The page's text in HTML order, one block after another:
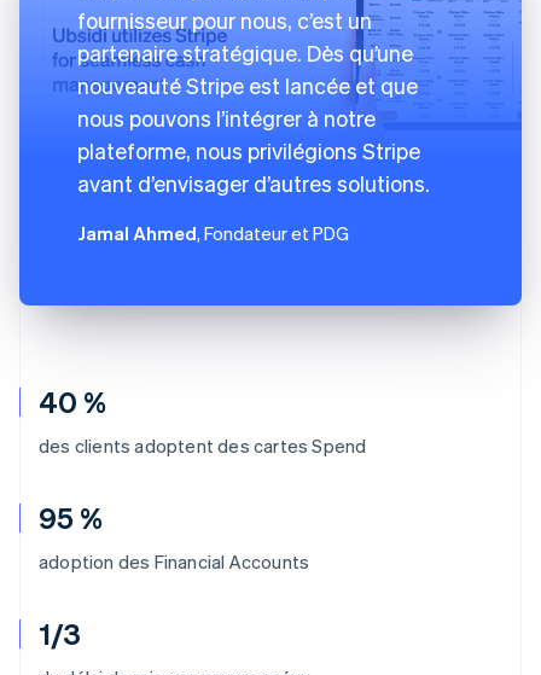
40 %
des clients adoptent des cartes Spend
95 %
adoption des Financial Accounts
1/3
fournisseur pour nous, c’est un
partenaire stratégique. Dès qu’une
nouveauté Stripe est lancée et que
nous pouvons l’intégrer à notre
plateforme, nous privilégions Stripe
avant d’envisager d’autres solutions.
Jamal Ahmed, Fondateur et PDG